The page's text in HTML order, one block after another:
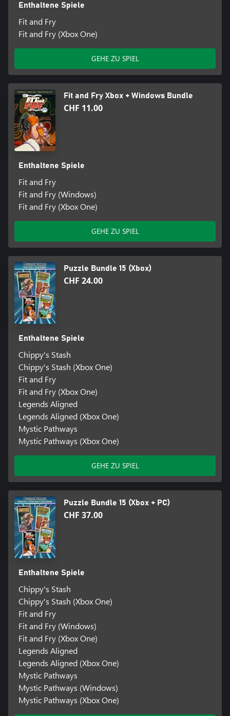
Enthaltene Spiele
Fit and Fry
Fit and Fry (Xbox One)
GEHE ZU SPIEL
Fit and Fry Xbox + Windows Bundle
CHF 11.00
Enthaltene Spiele
Fit and Fry
Fit and Fry (Windows)
Fit and Fry (Xbox One)
GEHE ZU SPIEL
Puzzle Bundle 15 (Xbox)
CHF 24.00
Enthaltene Spiele
Chippy's Stash
Chippy's Stash (Xbox One)
Fit and Fry
Fit and Fry (Xbox One)
Legends Aligned
Legends Aligned (Xbox One)
Mystic Pathways
Mystic Pathways (Xbox One)
GEHE ZU SPIEL
Puzzle Bundle 15 (Xbox + PC)
CHF 37.00
Enthaltene Spiele
Chippy's Stash
Chippy's Stash (Xbox One)
Fit and Fry
Fit and Fry (Windows)
Fit and Fry (Xbox One)
Legends Aligned
Legends Aligned (Xbox One)
Mystic Pathways
Mystic Pathways (Windows)
Mystic Pathways (Xbox One)